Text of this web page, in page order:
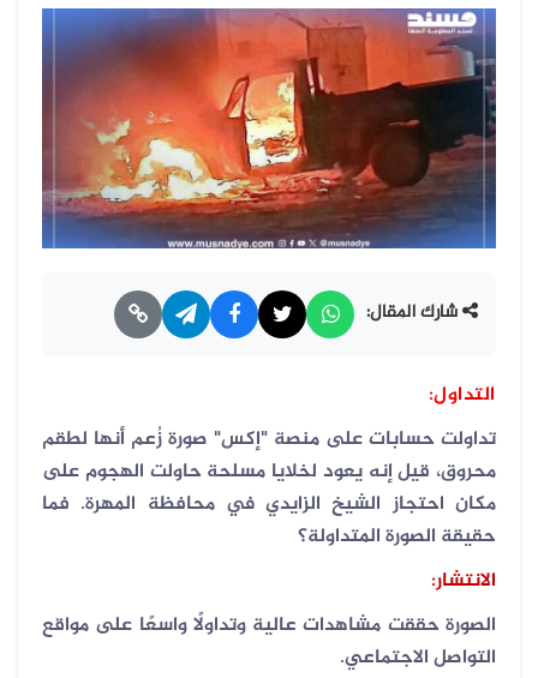
شارك المقال:
التداول:
تداولت حسابات على منصة "إكس" صورة زُعم أنها لطقم
محروق، قيل إنه يعود لخلايا مسلحة حاولت الهجوم على
مكان احتجاز الشيخ الزايدي في محافظة المهرة. فما
حقيقة الصورة المتداولة؟
الانتشار:
الصورة حققت مشاهدات عالية وتداولًا واسعًا على مواقع
التواصل الاجتماعي.